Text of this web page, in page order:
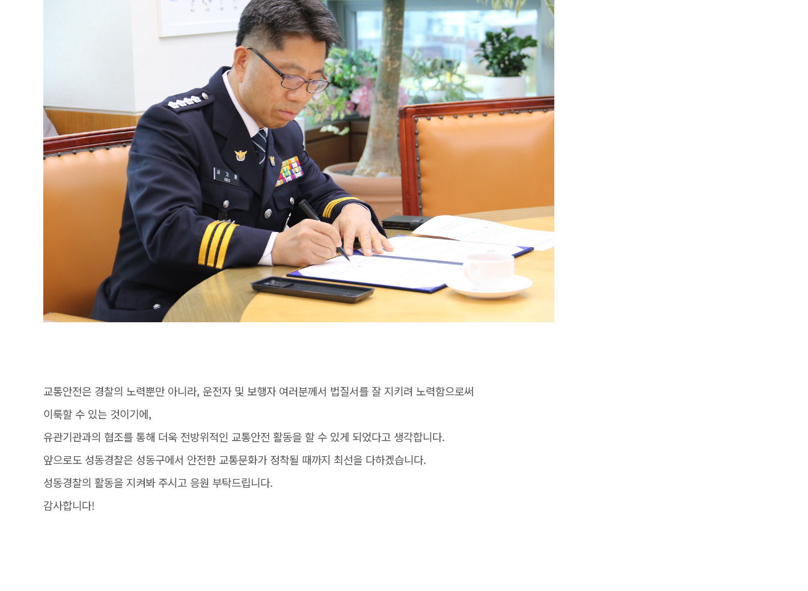
교통안전은 경찰의 노력뿐만 아니라, 운전자 및 보행자 여러분께서 법질서를 잘 지키려 노력함으로써
이룩할 수 있는 것이기에,
유관기관과의 협조를 통해 더욱 전방위적인 교통안전 활동을 할 수 있게 되었다고 생각합니다.
앞으로도 성동경찰은 성동구에서 안전한 교통문화가 정착될 때까지 최선을 다하겠습니다.
성동경찰의 활동을 지켜봐 주시고 응원 부탁드립니다.
감사합니다!